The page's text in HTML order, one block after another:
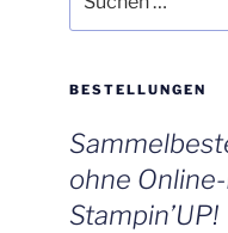
nach:
BESTELLUNGEN
ohne
Stampin’UP!